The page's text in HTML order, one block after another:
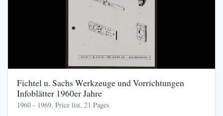
Fichtel u. Sachs Werkzeuge und Vorrichtungen
Infoblätter 1960er Jahre
1960 - 1969, Price list, 21 Pages